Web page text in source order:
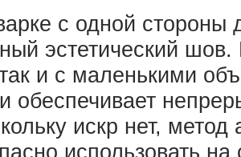
с одной стороны
эстетический шов.
и с маленькими
обеспечивает
искр нет, метод